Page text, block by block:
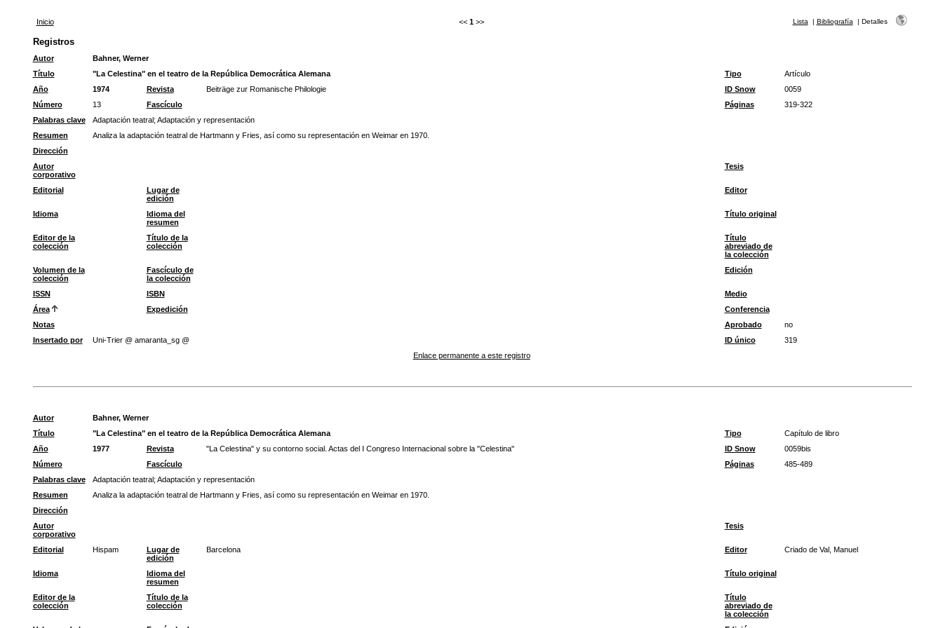
Inicio << 1 >> Lista | Bibliografía | Detalles
Registros
Autor
Bahner, Werner
Título
"La Celestina" en el teatro de la República Democrática Alemana Tipo
Artículo
Año
1974 Revista Beiträge zur Romanische Philologie ID Snow
0059
Número
13 Fascículo Páginas
319-322
Palabras clave
Adaptación teatral; Adaptación y representación
Resumen
Analiza la adaptación teatral de Hartmann y Fries, así como su representación en Weimar en 1970.
Dirección
Autor
corporativo
Tesis
Editorial
Lugar de
edición
Editor
Idioma
Idioma del
resumen
Título original
Editor de la
colección
Título de la
colección
Título
abreviado de
la colección
Volumen de la
colección
Fascículo de
la colección
Edición
ISSN ISBN
Medio
Área
Expedición
Conferencia
Notas
Aprobado
no
Insertado por
Uni-Trier @ amaranta_sg @ ID único
319
Enlace permanente a este registro
Autor
Bahner, Werner
Título
"La Celestina" en el teatro de la República Democrática Alemana Tipo
Capítulo de libro
Año
1977 Revista "La Celestina" y su contorno social. Actas del I Congreso Internacional sobre la "Celestina" ID Snow
0059bis
Número
Fascículo Páginas
485-489
Palabras clave
Adaptación teatral; Adaptación y representación
Resumen
Analiza la adaptación teatral de Hartmann y Fries, así como su representación en Weimar en 1970.
Dirección
Autor
corporativo
Tesis
Editorial Hispam
Lugar de
edición
Barcelona Editor Criado de Val, Manuel
Idioma
Idioma del
resumen
Título original
Editor de la
colección
Título de la
colección
Título
abreviado de
la colección